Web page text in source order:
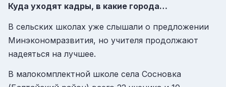
Куда уходят кадры, в какие города…
В сельских школах уже слышали о предложении
Минэкономразвития, но учителя продолжают
надеяться на лучшее.
В малокомплектной школе села Сосновка